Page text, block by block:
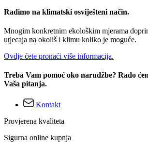
Radimo na klimatski osviješteni način.
Mnogim konkretnim ekološkim mjerama
utjecaja na okoliš i klimu koliko je moguće.
Ovdje ćete pronaći više informacija.
Treba Vam pomoć oko narudžbe? Rado
Vaša pitanja.
Kontakt
Provjerena kvaliteta
Sigurna online kupnja